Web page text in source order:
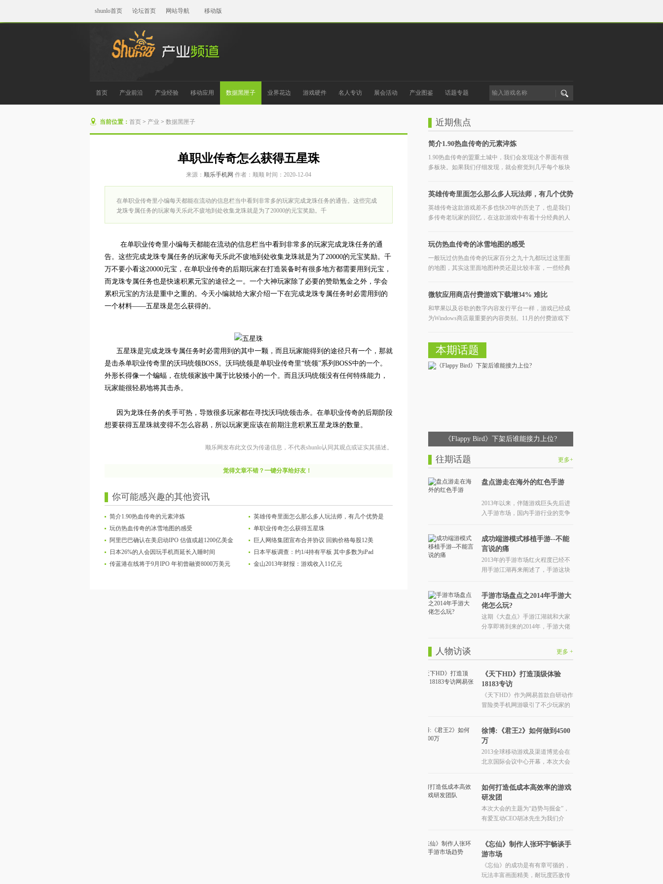
shunlo首页 论坛首页 网站导航 移动版
首页 产业前沿 产业经验 移动应用 数据黑匣子 业界花边 游戏硬件 名人专访 展会活动 产业图鉴 话题专题
当前位置： 首页 > 产业 > 数据黑匣子
单职业传奇怎么获得五星珠
来源： 顺乐手机网 作者：顺顺 时间：2020-12-04
在单职业传奇里小编每天都能在流动的信息栏当中看到非常多的玩家完成龙珠任务的通告。这些完成
龙珠专属任务的玩家每天乐此不疲地到处收集龙珠就是为了20000的元宝奖励。千
在单职业传奇里小编每天都能在流动的信息栏当中看到非常多的玩家完成龙珠任务的通
告。这些完成龙珠专属任务的玩家每天乐此不疲地到处收集龙珠就是为了20000的元宝奖励。千
万不要小看这20000元宝，在单职业传奇的后期玩家在打造装备时有很多地方都需要用到元宝，
而龙珠专属任务也是快速积累元宝的途径之一。一个大神玩家除了必要的赞助氪金之外，学会
累积元宝的方法是重中之重的。今天小编就给大家介绍一下在完成龙珠专属任务时必需用到的
一个材料——五星珠是怎么获得的。
五星珠是完成龙珠专属任务时必需用到的其中一颗，而且玩家能得到的途径只有一个，那就
是击杀单职业传奇里的沃玛统领BOSS。沃玛统领是单职业传奇里“统领”系列BOSS中的一个。
外形长得像一个蝙蝠，在统领家族中属于比较矮小的一个。而且沃玛统领没有任何特殊能力，
玩家能很轻易地将其击杀。
因为龙珠任务的炙手可热，导致很多玩家都在寻找沃玛统领击杀。在单职业传奇的后期阶段
想要获得五星珠就变得不怎么容易，所以玩家更应该在前期注意积累五星龙珠的数量。
顺乐网发布此文仅为传递信息，不代表shunlo认同其观点或证实其描述。
觉得文章不错？一键分享给好友！
你可能感兴趣的其他资讯
简介1.90热血传奇的元素淬炼
英雄传奇里面怎么那么多人玩法师，有几个优势是
玩仿热血传奇的冰雪地图的感受
单职业传奇怎么获得五星珠
阿里巴巴确认在美启动IPO 估值或超1200亿美金
巨人网络集团宣布合并协议 回购价格每股12美
日本26%的人会因玩手机而延长入睡时间
日本平板调查：约1/4持有平板 其中多数为iPad
传蓝港在线将于9月IPO 年初曾融资8000万美元
金山2013年财报：游戏收入11亿元
近期焦点
简介1.90热血传奇的元素淬炼
1.90热血传奇的盟重土城中，我们会发现这个界面有很
多板块。如果我们仔细发现，就会察觉到几乎每个板块
英雄传奇里面怎么那么多人玩法师，有几个优势
是
英雄传奇这款游戏差不多也快20年的历史了，也是我们
多传奇老玩家的回忆，在这款游戏中有着十分经典的人
玩仿热血传奇的冰雪地图的感受
一般玩过仿热血传奇的玩家百分之九十九都玩过这里面
的地图，其实这里面地图种类还是比较丰富，一些经典
微软应用商店付费游戏下载增34% 难比
Appstore
和苹果以及谷歌的数字内容发行平台一样，游戏已经成
为Windows商店最重要的内容类别。11月的付费游戏下
本期话题
《Flappy Bird》下架后谁能接力上位?
更多+
往期话题
盘点游走在海外的红色手游
2013年以来，伴随游戏巨头先后进
入手游市场，国内手游行业的竞争
豪不约而同地启动全球化布局。
成功端游模式移植手游--不能
言说的痛
2013年的手游市场红火程度已经不
用手游江湖再来阐述了，手游这块
较值得我们来探讨的。
手游市场盘点之2014年手游大
佬怎么玩?
这期《大盘点》手游江湖就和大家
分享即将到来的2014年，手游大佬
更多 +
人物访谈
《天下HD》打造顶级体验
18183专访
《天下HD》作为网易首款自研动作
冒险类手机网游吸引了不少玩家的
徐博:《君王2》如何做到4500
万
2013全球移动游戏及渠道博览会在
北京国际会议中心开幕，本次大会
如何打造低成本高效率的游戏
研发团
本次大会的主题为“趋势与掘金”，
有爱互动CEO胡冰先生为我们介
《忘仙》制作人张环宇畅谈手
游市场
《忘仙》的成功是有有章可循的，
玩法丰富画面精美，耐玩度匹敌传